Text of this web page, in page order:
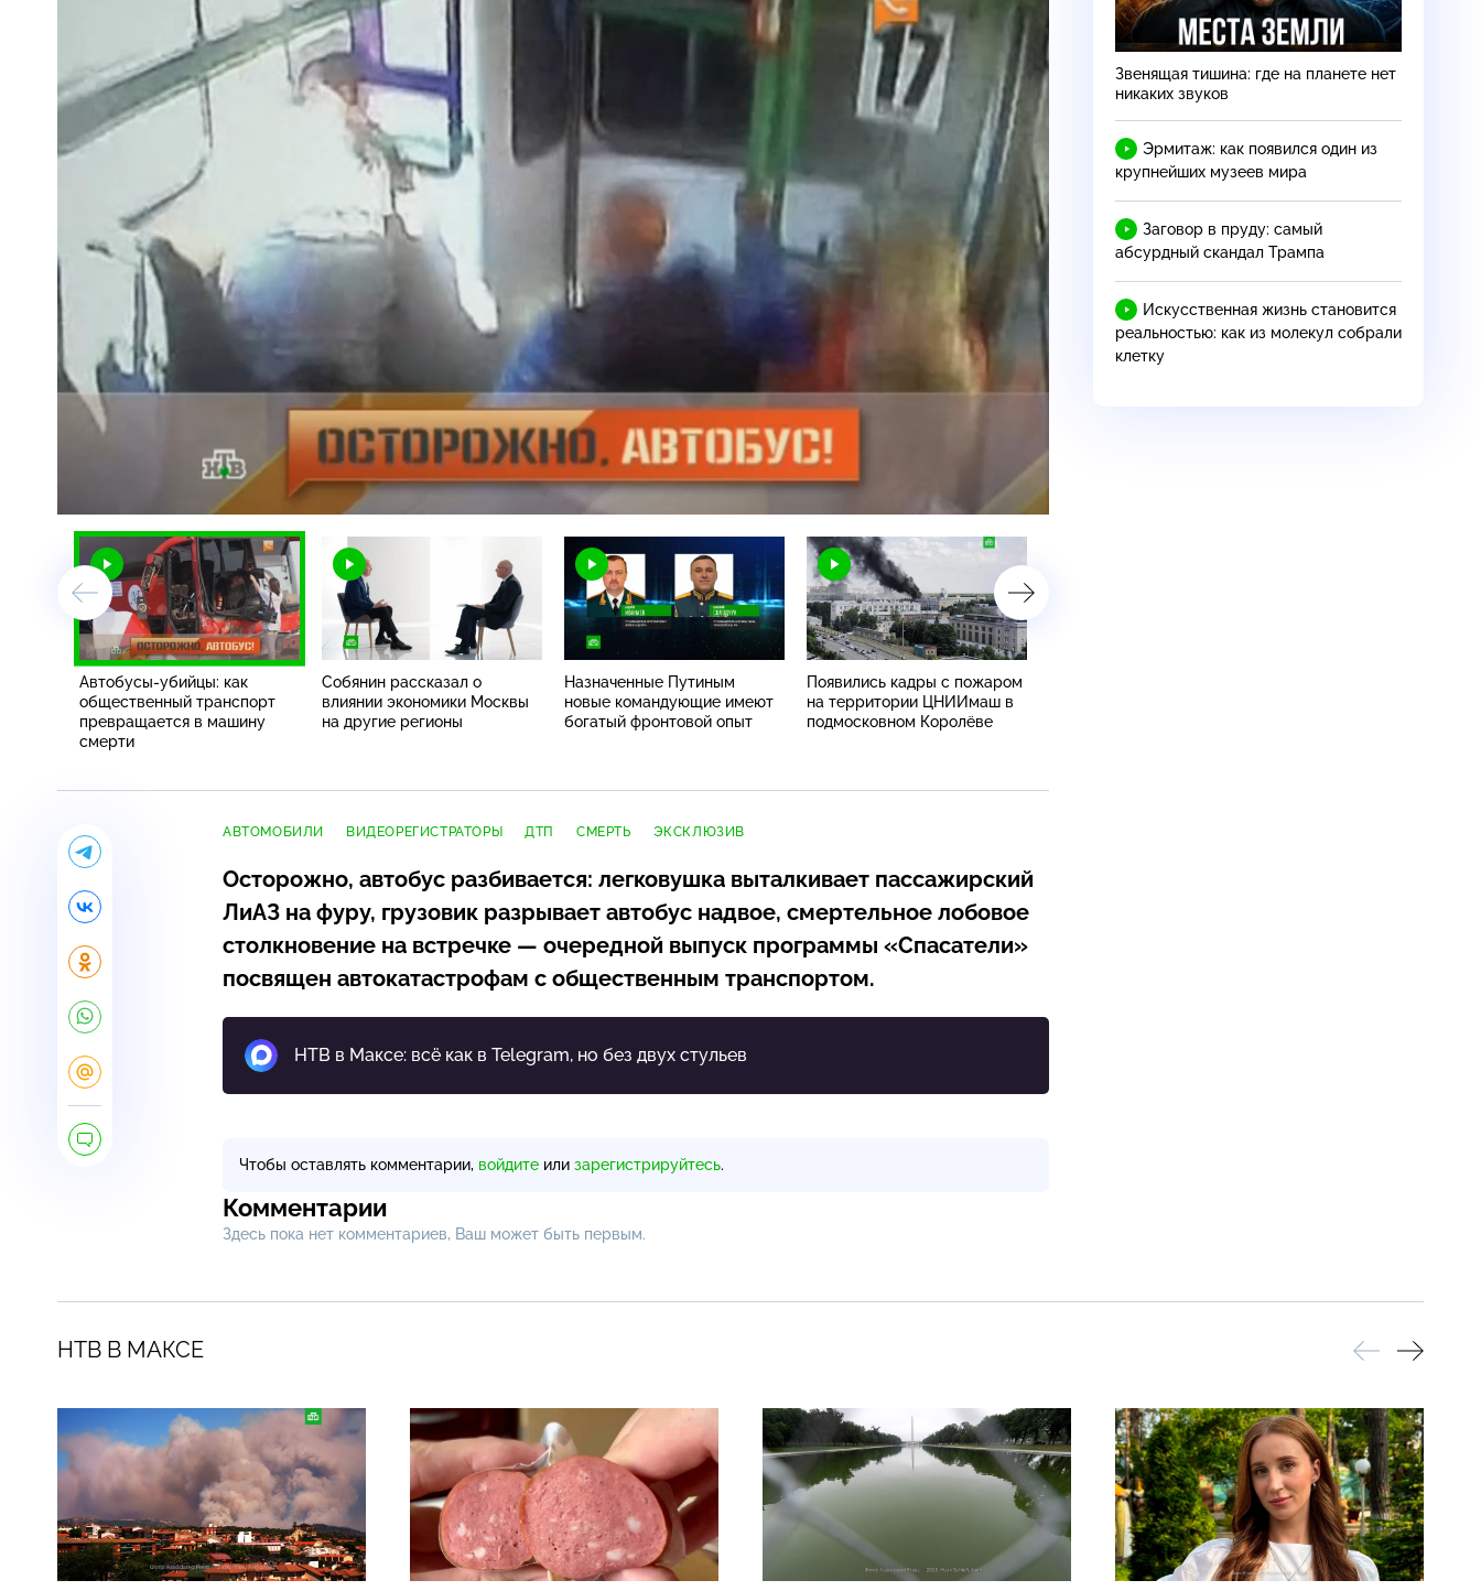
Настройки
Автобусы-убийцы: как
общественный транспорт
превращается в машину
смерти
Собянин рассказал о
влиянии экономики Москвы
на другие регионы
Назначенные Путиным
новые командующие имеют
богатый фронтовой опыт
Появились кадры с пожаром
на территории ЦНИИмаш в
подмосковном Королёве
АВТОМОБИЛИ ВИДЕОРЕГИСТРАТОРЫ ДТП СМЕРТЬ ЭКСКЛЮЗИВ
Осторожно, автобус разбивается: легковушка выталкивает пассажирский
ЛиАЗ на фуру, грузовик разрывает автобус надвое, смертельное лобовое
столкновение на встречке — очередной выпуск программы «Спасатели»
посвящен автокатастрофам с общественным транспортом.
НТВ в Максе: всё как в Telegram, но без двух стульев
Чтобы оставлять комментарии, войдите или зарегистрируйтесь.
Комментарии
Здесь пока нет комментариев, Ваш может быть первым.
Звенящая тишина: где на планете нет
никаких звуков
Эрмитаж: как появился один из
крупнейших музеев мира
Заговор в пруду: самый
абсурдный скандал Трампа
Искусственная жизнь становится
реальностью: как из молекул собрали
клетку
НТВ В МАКСЕ